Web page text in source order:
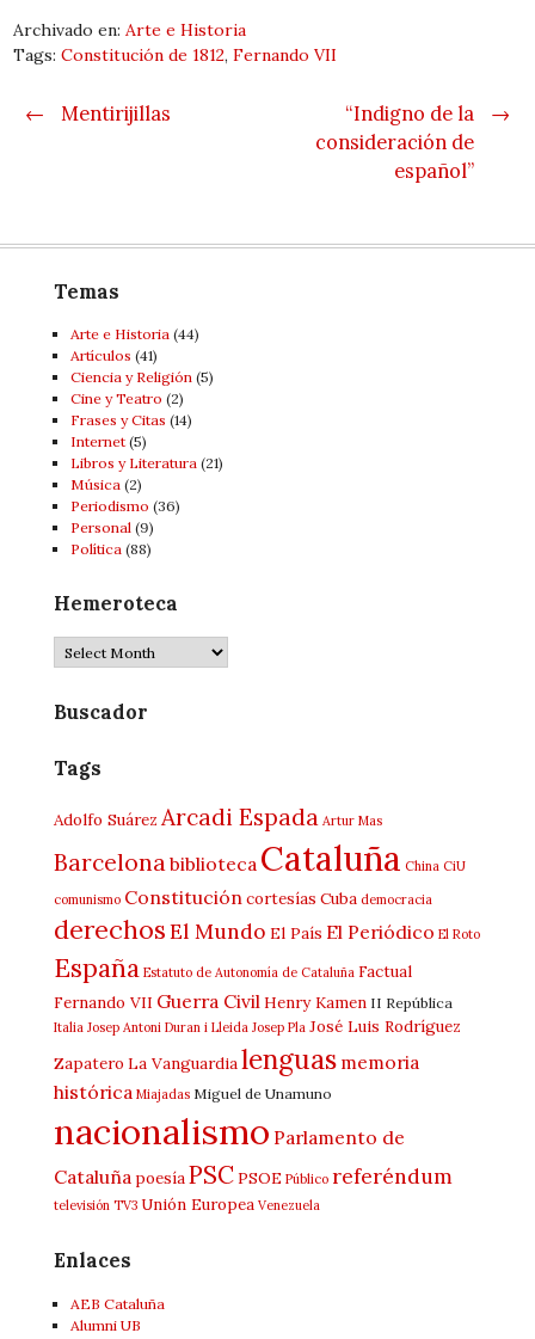
Archivado en:Arte e Historia
Tags:Constitución de 1812,Fernando VII
Post navigation
← Mentirijillas →
“Indigno de la
consideración de
español”
Temas
Arte e Historia(44)
Artí­culos (41)
Ciencia y Religión(5)
Cine y Teatro (2)
Frases y Citas (14)
Internet(5)
Libros y Literatura(21)
Música(2)
Periodismo (36)
Personal(9)
Política(88)
Hemeroteca
Hemeroteca
Buscador
Tags
Adolfo Suárez Arcadi Espada Artur Mas
Barcelonabiblioteca Cataluña China CiU
comunismo Constitucióncortesías Cuba democracia
derechosEl Mundo El País El Periódico El Roto
España Estatuto de Autonomía de Cataluña Factual
Fernando VII Guerra CivilHenry KamenII República
Italia Josep Antoni Duran i Lleida Josep Pla José Luis Rodríguez
Zapatero La Vanguardialenguas memoria
histórica MiajadasMiguel de Unamuno
nacionalismo Parlamento de
Cataluña poesíaPSCPSOE Público referéndum
televisión TV3 Unión Europea Venezuela
Enlaces
AEB Cataluña
Alumni UB